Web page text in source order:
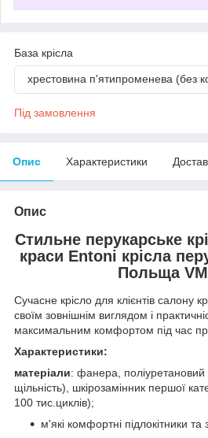
База крісла
хрестовина п'ятипроменева (без
Під замовлення
Опис Характеристики
Опис
Стильне перукарське
краси Entoni крісла
Польща
Сучасне крісло для клієнтів салону
своїм зовнішнім виглядом і
максимальним комфортом під час
Характеристики:
матеріали: фанера,
щільність), шкірозамінник першої
100 тис.циклів);
м'які комфортні підлокітники та